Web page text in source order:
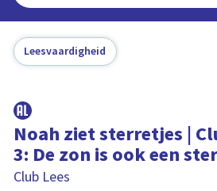
Leesvaardigheid
Noah ziet sterretjes |
3: De zon is ook een
Club Lees